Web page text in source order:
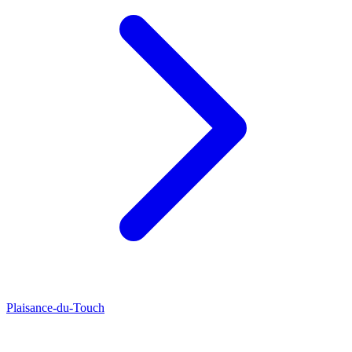
Plaisance-du-Touch